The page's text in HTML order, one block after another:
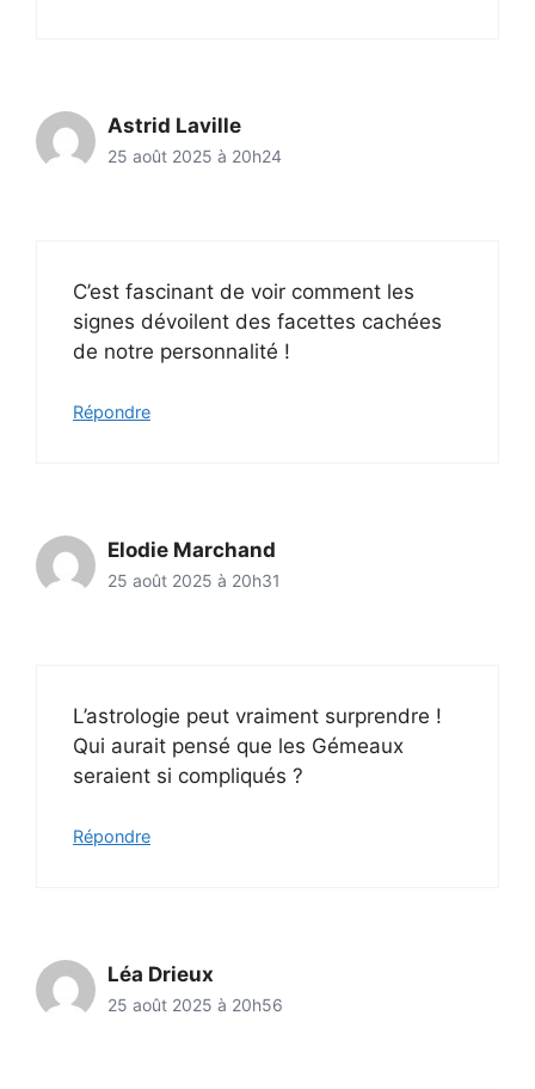
Astrid Laville
25 août 2025 à 20h24
C’est fascinant de voir comment les
signes dévoilent des facettes cachées
de notre personnalité !
Répondre
Elodie Marchand
25 août 2025 à 20h31
L’astrologie peut vraiment surprendre !
Qui aurait pensé que les Gémeaux
seraient si compliqués ?
Répondre
Léa Drieux
25 août 2025 à 20h56